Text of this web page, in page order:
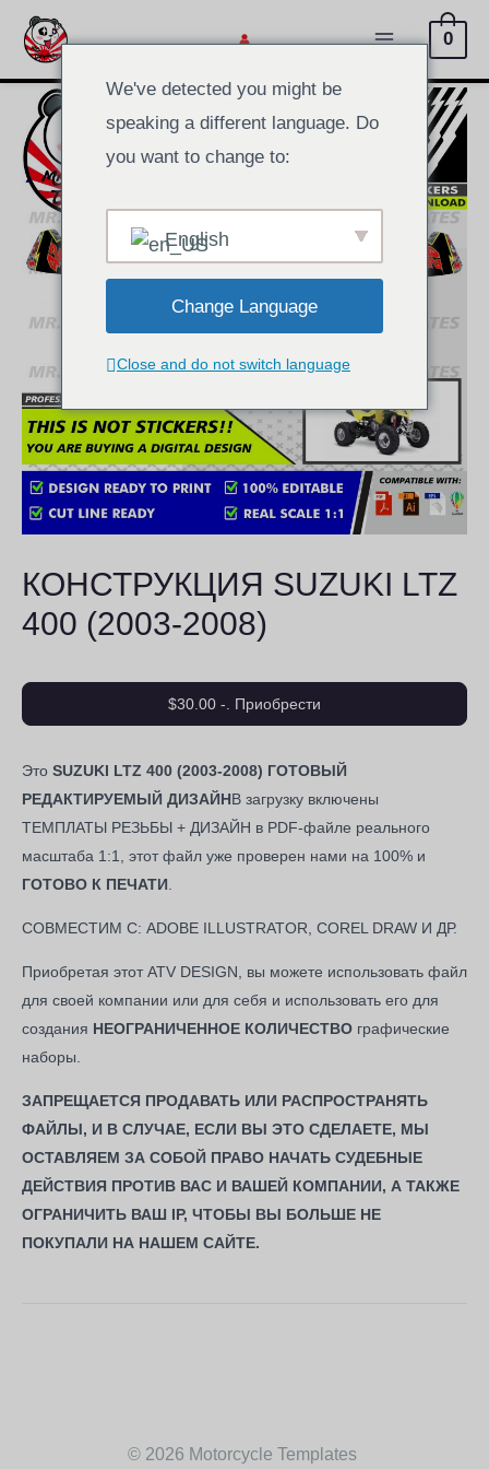
Перейти
Главное
меню
0
КОНСТРУКЦИЯ SUZUKI LTZ
400 (2003-2008)
Это SUZUKI LTZ 400 (2003-2008) ГОТОВЫЙ
РЕДАКТИРУЕМЫЙ ДИЗАЙНВ загрузку включены
ТЕМПЛАТЫ РЕЗЬБЫ + ДИЗАЙН в PDF-файле реального
масштаба 1:1, этот файл уже проверен нами на 100% и
ГОТОВО К ПЕЧАТИ
СОВМЕСТИМ С: ADOBE ILLUSTRATOR, COREL DRAW И ДР.
Приобретая этот ATV DESIGN, вы можете использовать файл
для своей компании или для себя и использовать его для
создания НЕОГРАНИЧЕННОЕ КОЛИЧЕСТВО графические
наборы.
ЗАПРЕЩАЕТСЯ ПРОДАВАТЬ ИЛИ РАСПРОСТРАНЯТЬ
ФАЙЛЫ, И В СЛУЧАЕ, ЕСЛИ ВЫ ЭТО СДЕЛАЕТЕ, МЫ
ОСТАВЛЯЕМ ЗА СОБОЙ ПРАВО НАЧАТЬ СУДЕБНЫЕ
ДЕЙСТВИЯ ПРОТИВ ВАС И ВАШЕЙ КОМПАНИИ, А ТАКЖЕ
ОГРАНИЧИТЬ ВАШ IP, ЧТОБЫ ВЫ БОЛЬШЕ НЕ
ПОКУПАЛИ НА НАШЕМ САЙТЕ.
$30.00 -. Приобрести
© 2026 Motorcycle Templates
We've detected you might be
speaking a different language. Do
you want to change to:
English
Change Language
Close and do not switch language